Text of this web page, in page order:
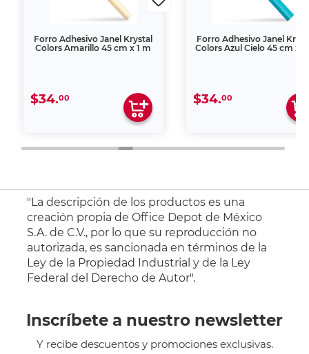
Forro Adhesivo Janel Krystal
Colors Amarillo 45 cm x 1 m
$34.00
Forro Adhesivo Janel
Colors Azul Cielo 45 cm x 1
$34.00
"La descripción de los productos es una
creación propia de Office Depot de México
S.A. de C.V., por lo que su reproducción no
autorizada, es sancionada en términos de la
Ley de la Propiedad Industrial y de la Ley
Federal del Derecho de Autor".
Inscríbete a nuestro newsletter
Y recibe descuentos y promociones exclusivas.